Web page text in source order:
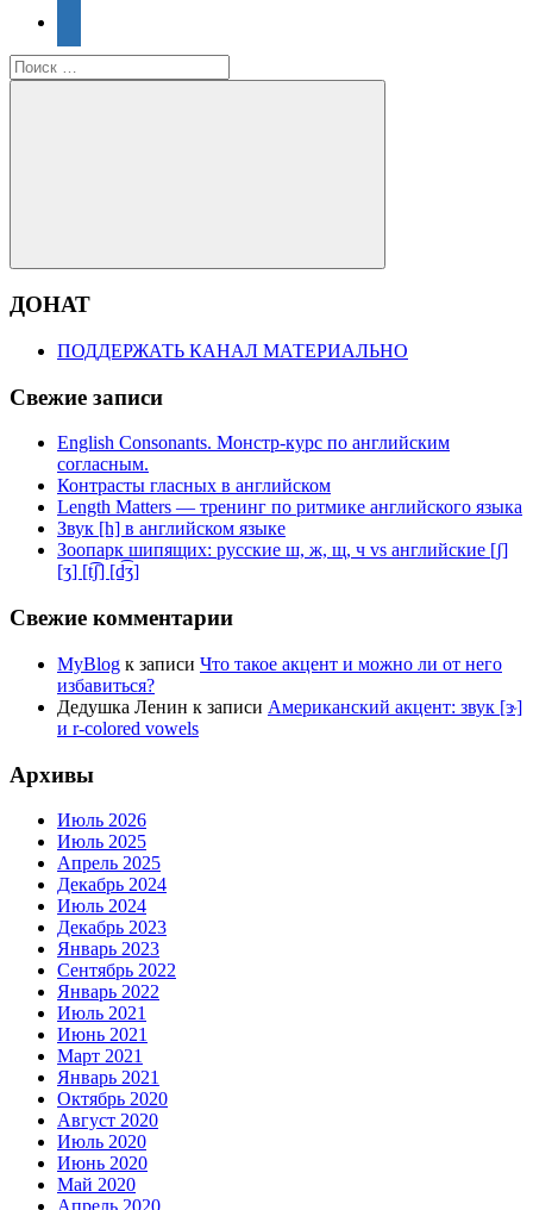
Поиск
для:
Поиск
ДОНАТ
ПОДДЕРЖАТЬ КАНАЛ МАТЕРИАЛЬНО
Свежие записи
English Consonants. Монстр-курс по английским
согласным.
Контрасты гласных в английском
Length Matters — тренинг по ритмике английского языка
Звук [h] в английском языке
Зоопарк шипящих: русские ш, ж, щ, ч vs английские [ʃ]
[ʒ] [t͡ʃ] [d͡ʒ]
Свежие комментарии
MyBlog к записи Что такое акцент и можно ли от него
избавиться?
Дедушка Ленин к записи Американский акцент: звук [ɝ]
и r-colored vowels
Архивы
Июль 2026
Июль 2025
Апрель 2025
Декабрь 2024
Июль 2024
Декабрь 2023
Январь 2023
Сентябрь 2022
Январь 2022
Июль 2021
Июнь 2021
Март 2021
Январь 2021
Октябрь 2020
Август 2020
Июль 2020
Июнь 2020
Май 2020